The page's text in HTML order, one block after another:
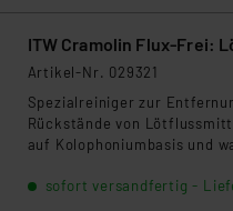
ITW Cramolin Flux-Frei:
Artikel-Nr. 029321
Spezialreiniger zur
Rückstände von
auf Kolophoniumbasis und
sofort versandfertig -